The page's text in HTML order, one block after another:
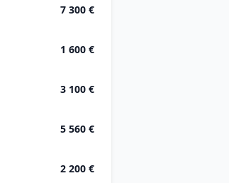
7 300 €
1 600 €
3 100 €
5 560 €
2 200 €